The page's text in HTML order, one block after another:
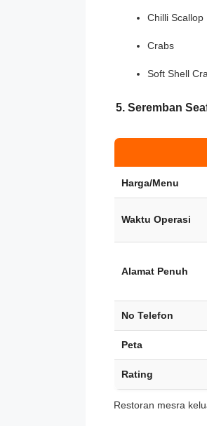
Chilli Scallop
Crabs
Soft Shell
5. Seremban
Harga/Menu
Waktu Operasi
Alamat Penuh
No Telefon
Peta
Rating
Restoran mesra